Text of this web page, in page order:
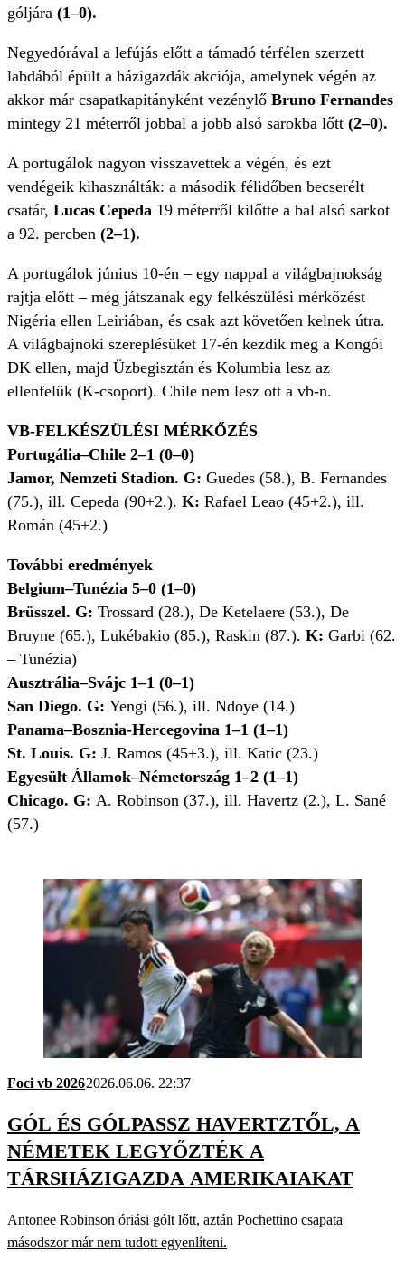
góljára (1–0).
Negyedórával a lefújás előtt a támadó térfélen szerzett
labdából épült a házigazdák akciója, amelynek végén az
akkor már csapatkapitányként vezénylő Bruno Fernandes
mintegy 21 méterről jobbal a jobb alsó sarokba lőtt (2–0).
A portugálok nagyon visszavettek a végén, és ezt
vendégeik kihasználták: a második félidőben becserélt
csatár, Lucas Cepeda 19 méterről kilőtte a bal alsó sarkot
a 92. percben (2–1).
A portugálok június 10-én – egy nappal a világbajnokság
rajtja előtt – még játszanak egy felkészülési mérkőzést
Nigéria ellen Leiriában, és csak azt követően kelnek útra.
A világbajnoki szereplésüket 17-én kezdik meg a Kongói
DK ellen, majd Üzbegisztán és Kolumbia lesz az
ellenfelük (K-csoport). Chile nem lesz ott a vb-n.
VB-FELKÉSZÜLÉSI MÉRKŐZÉS
Portugália–Chile 2–1 (0–0)
Jamor, Nemzeti Stadion. G: Guedes (58.), B. Fernandes
(75.), ill. Cepeda (90+2.). K: Rafael Leao (45+2.), ill.
Román (45+2.)
További eredmények
Belgium–Tunézia 5–0 (1–0)
Brüsszel. G: Trossard (28.), De Ketelaere (53.), De
Bruyne (65.), Lukébakio (85.), Raskin (87.). K: Garbi (62.
– Tunézia)
Ausztrália–Svájc 1–1 (0–1)
San Diego. G: Yengi (56.), ill. Ndoye (14.)
Panama–Bosznia-Hercegovina 1–1 (1–1)
St. Louis. G: J. Ramos (45+3.), ill. Katic (23.)
Egyesült Államok–Németország 1–2 (1–1)
Chicago. G: A. Robinson (37.), ill. Havertz (2.), L. Sané
(57.)
Foci vb 20262026.06.06. 22:37
GÓL ÉS GÓLPASSZ HAVERTZTŐL, A
NÉMETEK LEGYŐZTÉK A
TÁRSHÁZIGAZDA AMERIKAIAKAT
Antonee Robinson óriási gólt lőtt, aztán Pochettino csapata
másodszor már nem tudott egyenlíteni.